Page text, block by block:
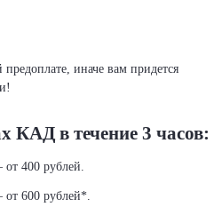
иначе вам придется
КАД в течение 3 часов:
400 рублей.
от 600 рублей*.